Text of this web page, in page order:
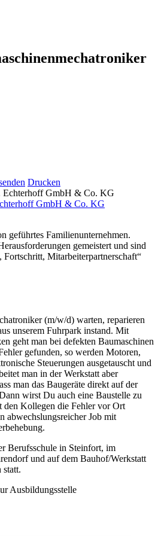
Drucken
GmbH & Co. KG
geführtes Familienunternehmen.
gemeistert und sind
Mitarbeiterpartnerschaft“
(m/w/d) warten, reparieren
unserem Fuhrpark instand. Mit
geht man bei defekten Baumaschinen
gefunden, so werden Motoren,
Steuerungen ausgetauscht und
man in der Werkstatt aber
man das Baugeräte direkt auf der
wirst Du auch eine Baustelle zu
den Kollegen die Fehler vor Ort
abwechslungsreicher Job mit
Berufsschule in Steinfort, im
und auf dem Bauhof/Werkstatt
statt.
Ausbildungsstelle